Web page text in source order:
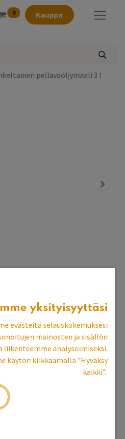
0 Kauppa
pellavaöljymaali 3 l
3 l
yksityisyyttäsi
evästeitä selauskokemuksesi
mainosten ja sisällön
liikenteemme analysoimiseksi.
käytön klikkaamalla ”Hyväksy
kaikki”.